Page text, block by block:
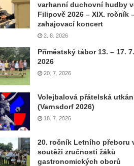
varhanní duchovní hudby
Filipově 2026 – XIX. ročník
zahajovací koncert
2. 8. 2026
Příměstský tábor 13. – 17. 7.
2026
20. 7. 2026
Volejbalová přátelská
(Varnsdorf 2026)
18. 7. 2026
20. ročník Letního přeboru
soutěži zručnosti žáků
gastronomických oborů